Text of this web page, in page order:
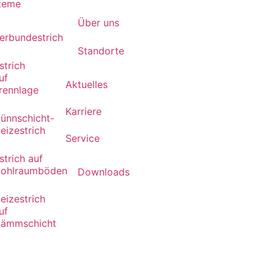
auf
Über uns
Standorte
Aktuelles
Karriere
Service
Downloads